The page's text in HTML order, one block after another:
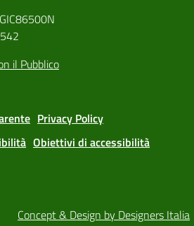
il Pubblico
Privacy Policy
Obiettivi di accessibilità
Concept & Design by Designers Italia